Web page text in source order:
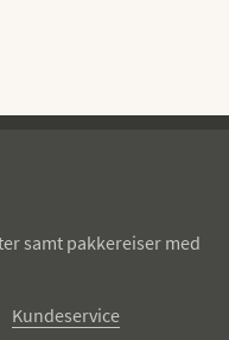
samt pakkereiser med
Kundeservice